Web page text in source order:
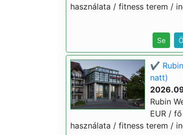
használata / fitness terem /
Se
✔️ Rubin
natt)
Rubin
EUR /
használata / fitness terem /